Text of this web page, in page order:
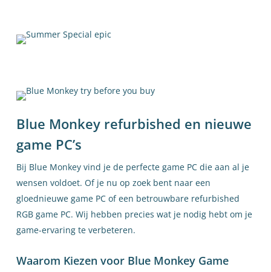
Blue Monkey refurbished en nieuwe
game PC’s
Bij Blue Monkey vind je de perfecte game PC die aan al je
wensen voldoet. Of je nu op zoek bent naar een
gloednieuwe game PC of een betrouwbare refurbished
RGB game PC. Wij hebben precies wat je nodig hebt om je
game-ervaring te verbeteren.
Waarom Kiezen voor Blue Monkey Game